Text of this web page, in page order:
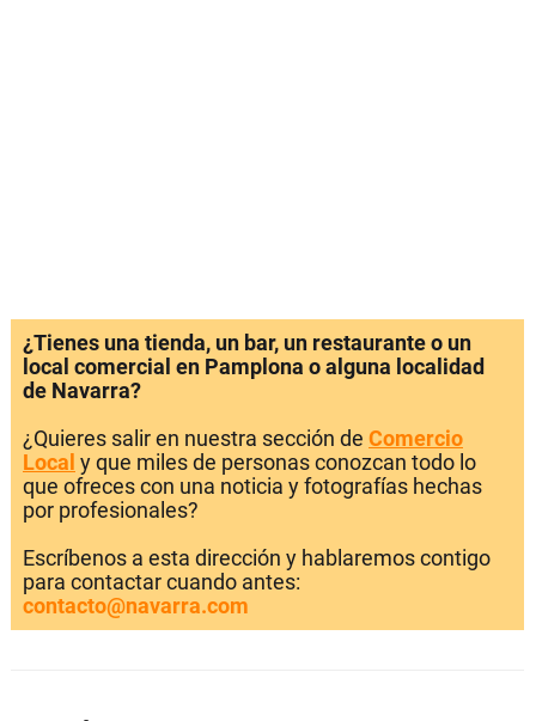
¿Tienes una tienda, un bar, un restaurante o un
local comercial en Pamplona o alguna localidad
de Navarra?
¿Quieres salir en nuestra sección de Comercio
Local y que miles de personas conozcan todo lo
que ofreces con una noticia y fotografías hechas
por profesionales?
Escríbenos a esta dirección y hablaremos contigo
para contactar cuando antes:
contacto@navarra.com